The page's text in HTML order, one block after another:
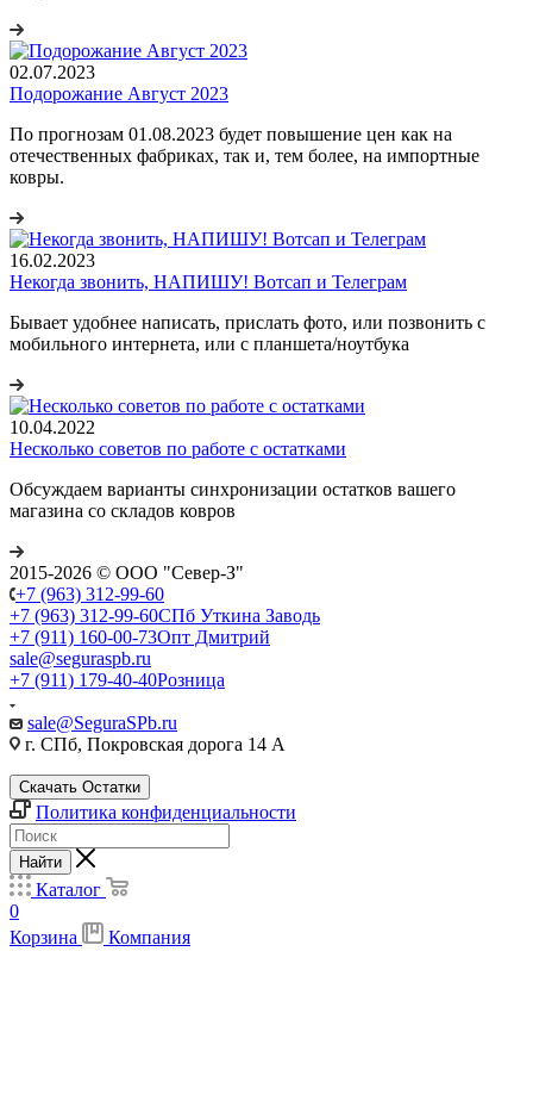
02.07.2023
Подорожание Август 2023
По прогнозам 01.08.2023 будет повышение цен как на
отечественных фабриках, так и, тем более, на импортные
ковры.
16.02.2023
Некогда звонить, НАПИШУ! Вотсап и Телеграм
Бывает удобнее написать, прислать фото, или позвонить с
мобильного интернета, или с планшета/ноутбука
10.04.2022
Несколько советов по работе с остатками
Обсуждаем варианты синхронизации остатков вашего
магазина со складов ковров
2015-2026 © ООО "Север-З"
+7 (963) 312-99-60
+7 (963) 312-99-60СПб Уткина Заводь
+7 (911) 160-00-73Опт Дмитрий
sale@seguraspb.ru
+7 (911) 179-40-40Розница
sale@SeguraSPb.ru
г. СПб, Покровская дорога 14 А
Скачать Остатки
Политика конфиденциальности
Найти
Каталог
0
Корзина
Компания